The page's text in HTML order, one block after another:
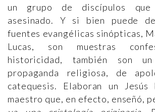
un grupo de discípulos que
asesinado. Y si bien puede
fuentes evangélicas sinópticas,
Lucas, son muestras
historicidad, también son
propaganda religiosa, de
catequesis. Elaboran un Jesús
maestro que, en efecto, enseñó,